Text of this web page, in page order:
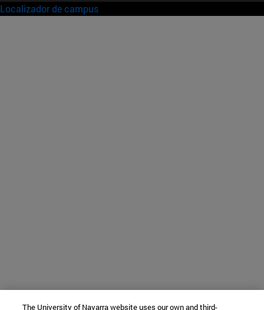
Localizador de campus
The University of Navarra website uses our own and third-